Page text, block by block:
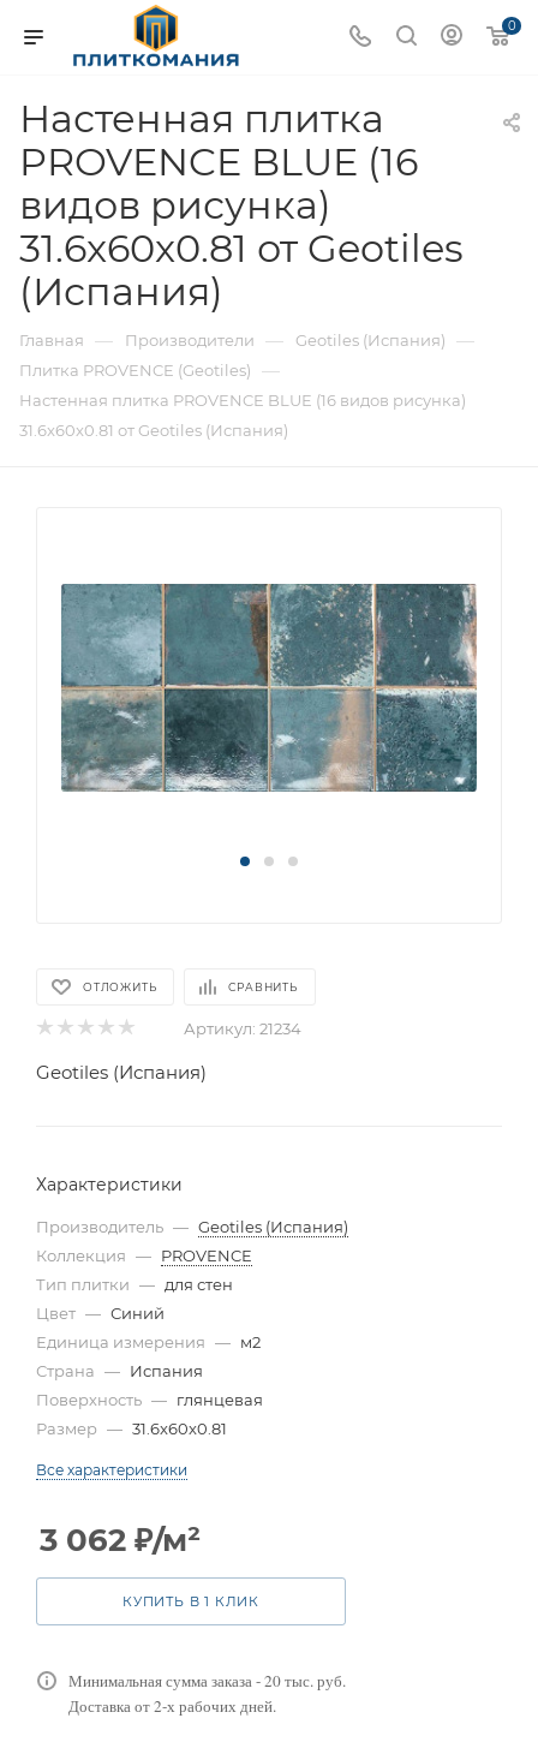
0
Настенная плитка
PROVENCE BLUE (16
видов рисунка)
31.6x60x0.81 от Geotiles
(Испания)
Главная — Производители — Geotiles (Испания) —
Плитка PROVENCE (Geotiles) —
Настенная плитка PROVENCE BLUE (16 видов рисунка)
31.6x60x0.81 от Geotiles (Испания)
ОТЛОЖИТЬ СРАВНИТЬ
Артикул: 21234
Geotiles (Испания)
Характеристики
Производитель — Geotiles (Испания)
Коллекция — PROVENCE
Тип плитки — для стен
Цвет — Синий
Единица измерения — м2
Страна — Испания
Поверхность — глянцевая
Размер — 31.6x60x0.81
Все характеристики
3 062 ₽/м²
КУПИТЬ В 1 КЛИК
Минимальная сумма заказа - 20 тыс. руб.
Доставка от 2-х рабочих дней.